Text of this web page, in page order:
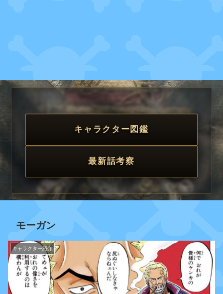
キャラクター図鑑
最新話考察
モーガン
キャラクター紹介